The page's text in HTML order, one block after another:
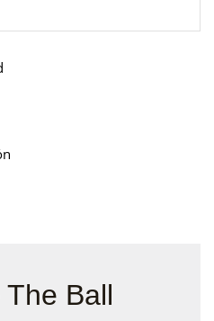
The Ball